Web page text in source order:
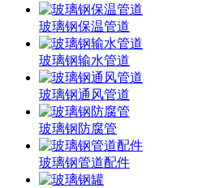
玻璃钢保温管道
玻璃钢输水管道
玻璃钢通风管道
玻璃钢防腐管
玻璃钢管道配件